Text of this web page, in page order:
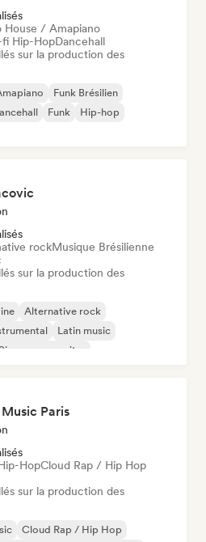
House / Amapiano
Hip-HopDancehall
sur la production des
Funk Brésilien
Funk
Hip-hop
rockMusique Brésilienne
sur la production des
Alternative rock
Latin music
songwriter
Paris
HopCloud Rap / Hip Hop
sur la production des
Cloud Rap / Hip Hop